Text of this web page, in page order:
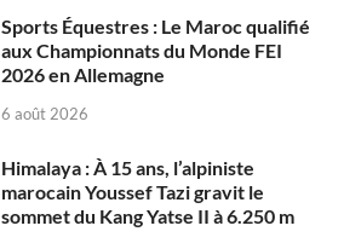
Sports Équestres : Le Maroc qualifié
aux Championnats du Monde FEI
2026 en Allemagne
6 août 2026
Himalaya : À 15 ans, l’alpiniste
marocain Youssef Tazi gravit le
sommet du Kang Yatse II à 6.250 m